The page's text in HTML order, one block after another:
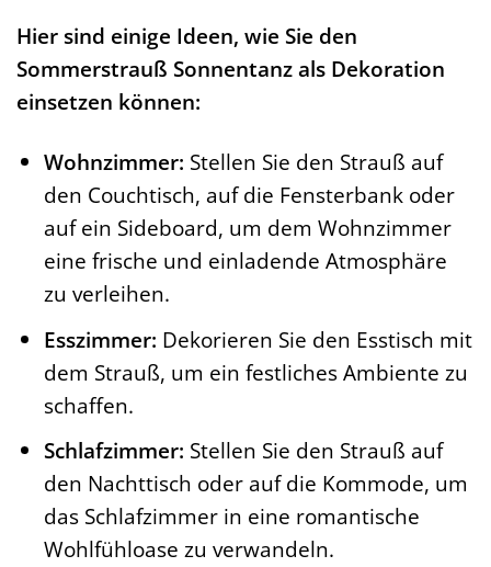
Hier sind einige Ideen, wie Sie den
Sommerstrauß Sonnentanz als Dekoration
einsetzen können:
Wohnzimmer: Stellen Sie den Strauß auf
den Couchtisch, auf die Fensterbank oder
auf ein Sideboard, um dem Wohnzimmer
eine frische und einladende Atmosphäre
zu verleihen.
Esszimmer: Dekorieren Sie den Esstisch mit
dem Strauß, um ein festliches Ambiente zu
schaffen.
Schlafzimmer: Stellen Sie den Strauß auf
den Nachttisch oder auf die Kommode, um
das Schlafzimmer in eine romantische
Wohlfühloase zu verwandeln.